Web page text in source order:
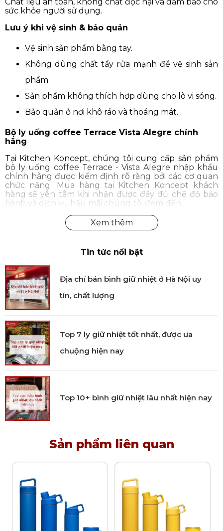
sức khỏe người sử dụng.
Lưu ý khi vệ sinh & bảo quản
Vệ sinh sản phẩm bằng tay.
Không dùng chất tẩy rửa mạnh để vệ sinh sản
phẩm
Sản phẩm không thích hợp dùng cho lò vi sóng.
Bảo quản ở nơi khô ráo và thoáng mát.
Bộ ly uống coffee Terrace Vista Alegre chính
hãng
Tại Kitchen Koncept, chúng tôi cung cấp sản phẩm
bộ ly uống coffee Terrace - Vista Alegre nhập khẩu
chính hãng được kiểm định rõ ràng bởi các cơ quan
chức năng. Mua hàng tại Kitchen Koncept khách
hàng sẽ yên tâm khi nhận được đầy đủ chế độ bảo
hành và dịch vụ hậu mãi chúng tôi đem đến.
Tin tức nổi bật
Địa chỉ bán bình giữ nhiệt ở Hà Nội uy
tín, chất lượng
Top 7 ly giữ nhiệt tốt nhất, được ưa
chuộng hiện nay
Top 10+ bình giữ nhiệt lâu nhất hiện nay
Sản phẩm liên quan